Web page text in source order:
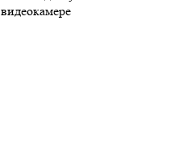
видеокамере